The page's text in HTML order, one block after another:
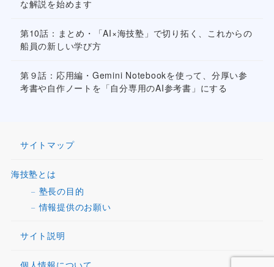
な解説を始めます
第10話：まとめ・「AI×海技塾」で切り拓く、これからの
船員の新しい学び方
第９話：応用編・Gemini Notebookを使って、分厚い参
考書や自作ノートを「自分専用のAI参考書」にする
サイトマップ
海技塾とは
塾長の目的
情報提供のお願い
サイト説明
個人情報について